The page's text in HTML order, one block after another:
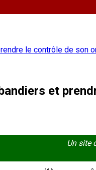
le contrôle de son
et
Un site